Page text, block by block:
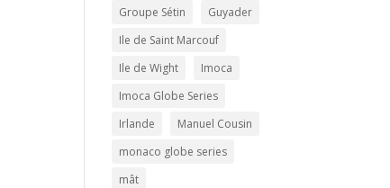
Groupe Sétin
Guyader
Ile de Saint Marcouf
Ile de Wight
Imoca
Imoca Globe Series
Irlande
Manuel Cousin
monaco globe series
mât